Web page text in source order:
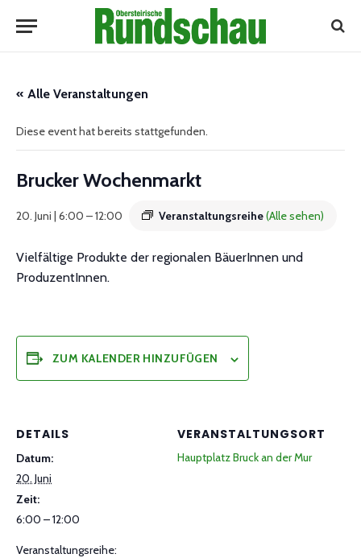
« Alle Veranstaltungen
Diese event hat bereits stattgefunden.
Brucker Wochenmarkt
20. Juni | 6:00 –12:00 Veranstaltungsreihe(Alle sehen)
Vielfältige Produkte der regionalen BäuerInnen und
ProduzentInnen.
ZUM KALENDER HINZUFÜGEN
DETAILS
Datum:
20. Juni
Zeit:
6:00 – 12:00
Veranstaltungsreihe:
VERANSTALTUNGSORT
Hauptplatz Bruck an der Mur